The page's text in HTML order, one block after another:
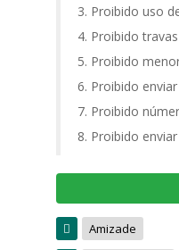
Proibido uso
Proibido travas
Proibido
Proibido
Proibido
Proibido
Amizade